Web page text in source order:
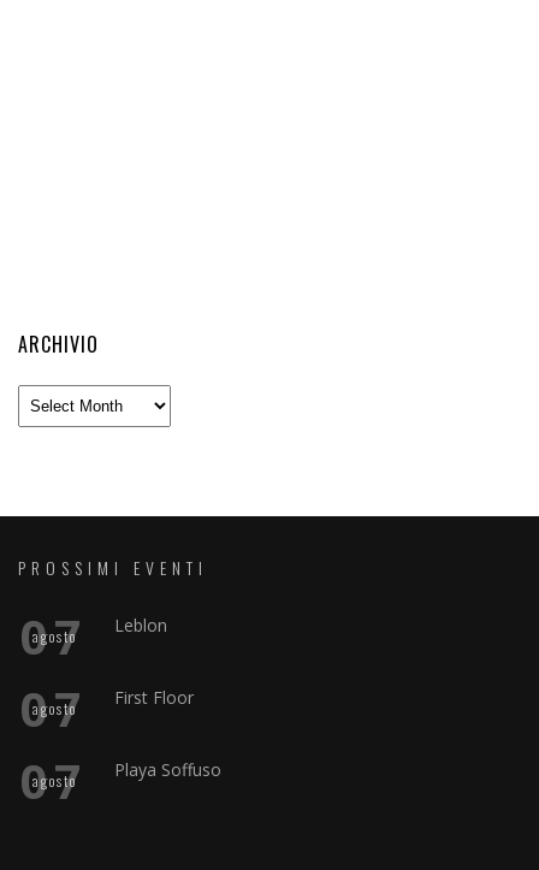
ARCHIVIO
Archivio
PROSSIMI EVENTI
07
agosto Leblon
07
agosto First Floor
07
agosto Playa Soffuso